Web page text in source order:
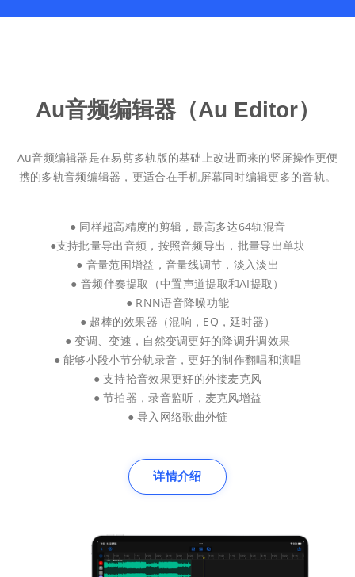
Au音频编辑器（Au Editor）
Au音频编辑器是在易剪多轨版的基础上改进而来的竖屏操作更便
携的多轨音频编辑器，更适合在手机屏幕同时编辑更多的音轨。
● 同样超高精度的剪辑，最高多达64轨混音
●支持批量导出音频，按照音频导出，批量导出单块
● 音量范围增益，音量线调节，淡入淡出
● 音频伴奏提取（中置声道提取和AI提取）
● RNN语音降噪功能
● 超棒的效果器（混响，EQ，延时器）
● 变调、变速，自然变调更好的降调升调效果
● 能够小段小节分轨录音，更好的制作翻唱和演唱
● 支持拾音效果更好的外接麦克风
● 节拍器，录音监听，麦克风增益
● 导入网络歌曲外链
详情介绍